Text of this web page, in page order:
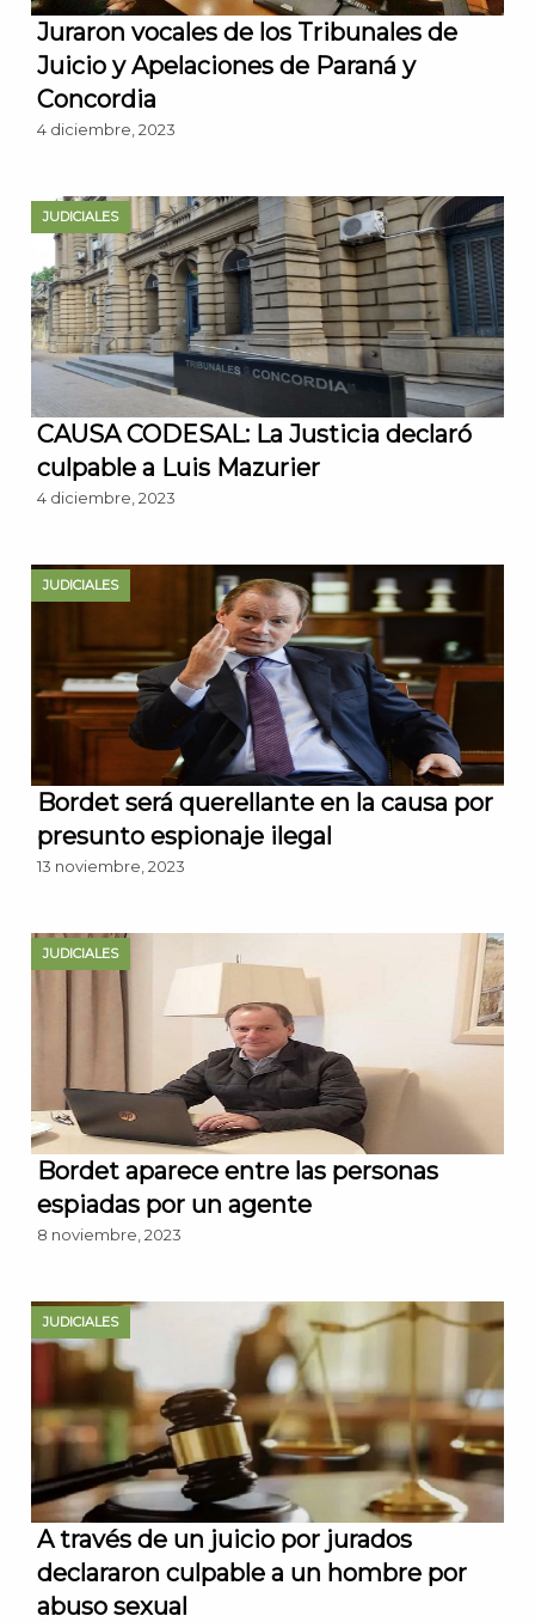
Juraron vocales de los Tribunales de
Juicio y Apelaciones de Paraná y
Concordia
4 diciembre, 2023
JUDICIALES
CAUSA CODESAL: La Justicia declaró
culpable a Luis Mazurier
4 diciembre, 2023
JUDICIALES
Bordet será querellante en la causa por
presunto espionaje ilegal
13 noviembre, 2023
JUDICIALES
Bordet aparece entre las personas
espiadas por un agente
8 noviembre, 2023
JUDICIALES
A través de un juicio por jurados
declararon culpable a un hombre por
abuso sexual